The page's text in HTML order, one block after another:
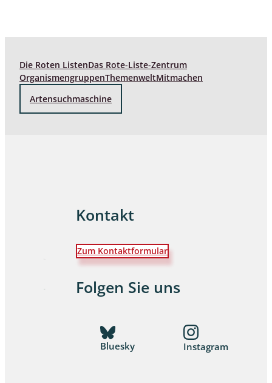
Die Roten ListenDas Rote-Liste-Zentrum
OrganismengruppenThemenweltMitmachen
Artensuchmaschine
Kontakt
Zum Kontaktformular
Folgen Sie uns
Bluesky Instagram